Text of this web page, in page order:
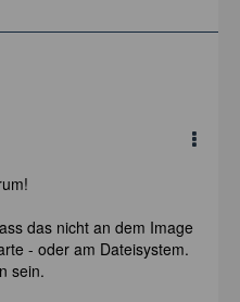
das nicht an dem Image
- oder am Dateisystem.
sein.